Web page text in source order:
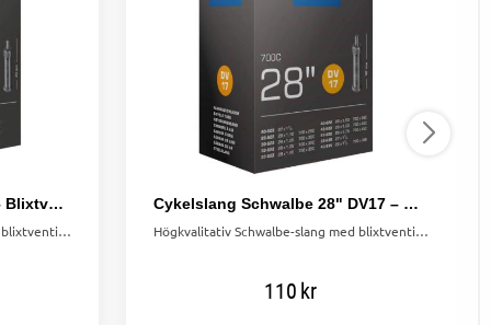
Schwalbe 24" Slang DV10 – Blixtventil 40/62-507
Högkvalitativ Schwalbe-slang med blixtventil. Storlek: 40/62-507. Behåller luft längre än vanliga slangar.
Cykelslang Schwalbe 28" DV17 – Blixtventil 28/47-622/635
Högkvalitativ Schwalbe-slang med blixtventil. Storlek: 28/47-622/635. Behåller luft längre än vanliga slangar.
110kr